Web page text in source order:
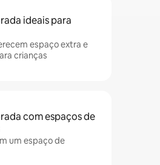
ideais para
espaço extra e
crianças
com espaços de
um espaço de